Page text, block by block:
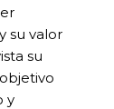
su valor
su
y